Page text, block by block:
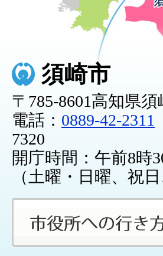
須崎市
〒785-8601高知県
電話： 0889-42-2311
7320
開庁時間：午前8時
（土曜・日曜、祝